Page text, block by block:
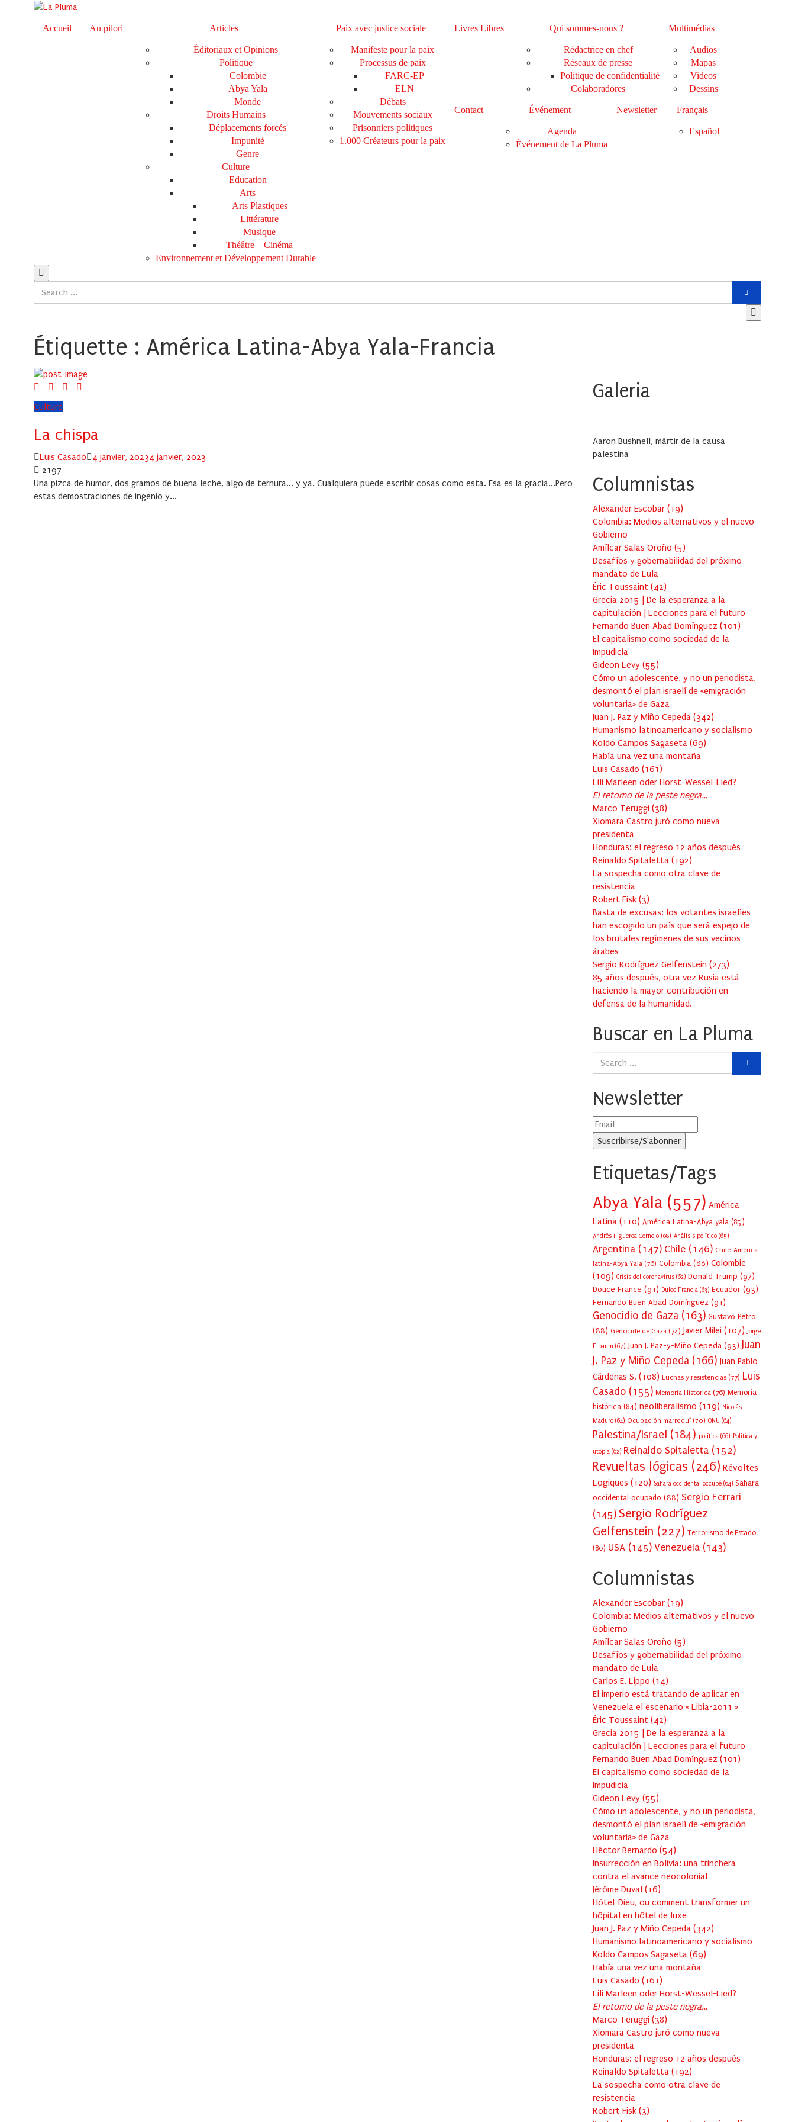
Accueil Au pilori Articles
Éditoriaux et Opinions
Politique
Colombie
Abya Yala
Monde
Droits Humains
Déplacements forcés
Impunité
Genre
Culture
Education
Arts
Arts Plastiques
Littérature
Musique
Théâtre – Cinéma
Environnement et Développement Durable
Paix avec justice sociale
Manifeste pour la paix
Processus de paix
FARC-EP
ELN
Débats
Mouvements sociaux
Prisonniers politiques
1.000 Créateurs pour la paix
Livres Libres Qui sommes-nous ?
Rédactrice en chef
Réseaux de presse
Politique de confidentialité
Colaboradores
Multimédias
Audios
Mapas
Videos
Dessins
Contact Événement
Agenda
Événement de La Pluma
Newsletter Français
Español
Étiquette : América Latina-Abya Yala-Francia
Culture
La chispa
Author
Luis Casado
Posted
4 janvier, 20234 janvier, 2023
2197
Una pizca de humor, dos gramos de buena leche, algo de ternura... y ya. Cualquiera puede escribir cosas como esta. Esa es la gracia...Pero
estas demostraciones de ingenio y...
Galeria
Aaron Bushnell, mártir de la causa
palestina
Columnistas
Alexander Escobar (19)
Colombia: Medios alternativos y el nuevo
Gobierno
Amílcar Salas Oroño (5)
Desafíos y gobernabilidad del próximo
mandato de Lula
Éric Toussaint (42)
Grecia 2015 | De la esperanza a la
capitulación | Lecciones para el futuro
Fernando Buen Abad Domínguez (101 )
El capitalismo como sociedad de la
Impudicia
Gideon Levy (55)
Cómo un adolescente, y no un periodista,
desmontó el plan israelí de «emigración
voluntaria» de Gaza
Juan J. Paz y Miño Cepeda (342)
Humanismo latinoamericano y socialismo
Koldo Campos Sagaseta (69)
Había una vez una montaña
Luis Casado (161 )
Lili Marleen oder Horst-Wessel-Lied?
El retorno de la peste negra…
Marco Teruggi (38)
Xiomara Castro juró como nueva
presidenta
Honduras: el regreso 12 años después
Reinaldo Spitaletta (192)
La sospecha como otra clave de
resistencia
Robert Fisk (3)
Basta de excusas: los votantes israelíes
han escogido un país que será espejo de
los brutales regímenes de sus vecinos
árabes
Sergio Rodríguez Gelfenstein (273)
85 años después, otra vez Rusia está
haciendo la mayor contribución en
defensa de la humanidad.
Buscar en La Pluma
Newsletter
Etiquetas/Tags
Abya Yala (557) América
Latina (110) América Latina-Abya yala (85)
Andrés Figueroa Cornejo (68) Análisis político (65)
Argentina (147) Chile (146) Chile-America
latina-Abya Yala (76) Colombia (88) Colombie
(109) Crisis del coronavirus (62) Donald Trump (97)
Douce France (91) Dulce Francia (63) Ecuador (93)
Fernando Buen Abad Domínguez (91)
Genocidio de Gaza (163) Gustavo Petro
(88) Génocide de Gaza (74) Javier Milei (107) Jorge
Elbaum (67) Juan J. Paz-y-Miño Cepeda (93) Juan
J. Paz y Miño Cepeda (166) Juan Pablo
Cárdenas S. (108) Luchas y resistencias (77) Luis
Casado (155) Memoria Historica (76) Memoria
histórica (84) neoliberalismo (119) Nicolás
Maduro (64) Ocupación marroquí (70) ONU (64)
Palestina/Israel (184) política (66) Política y
utopia (62) Reinaldo Spitaletta (152)
Revueltas lógicas (246) Révoltes
Logiques (120) Sahara occidental occupé (64) Sahara
occidental ocupado (88) Sergio Ferrari
(145) Sergio Rodríguez
Gelfenstein (227) Terrorismo de Estado
(80) USA (145) Venezuela (143)
Columnistas
Alexander Escobar (19)
Colombia: Medios alternativos y el nuevo
Gobierno
Amílcar Salas Oroño (5)
Desafíos y gobernabilidad del próximo
mandato de Lula
Carlos E. Lippo (14)
El imperio está tratando de aplicar en
Venezuela el escenario « Libia-2011 »
Éric Toussaint (42)
Grecia 2015 | De la esperanza a la
capitulación | Lecciones para el futuro
Fernando Buen Abad Domínguez (101 )
El capitalismo como sociedad de la
Impudicia
Gideon Levy (55)
Cómo un adolescente, y no un periodista,
desmontó el plan israelí de «emigración
voluntaria» de Gaza
Héctor Bernardo (54)
Insurrección en Bolivia: una trinchera
contra el avance neocolonial
Jérôme Duval (16)
Hôtel-Dieu, ou comment transformer un
hôpital en hôtel de luxe
Juan J. Paz y Miño Cepeda (342)
Humanismo latinoamericano y socialismo
Koldo Campos Sagaseta (69)
Había una vez una montaña
Luis Casado (161 )
Lili Marleen oder Horst-Wessel-Lied?
El retorno de la peste negra…
Marco Teruggi (38)
Xiomara Castro juró como nueva
presidenta
Honduras: el regreso 12 años después
Reinaldo Spitaletta (192)
La sospecha como otra clave de
resistencia
Robert Fisk (3)